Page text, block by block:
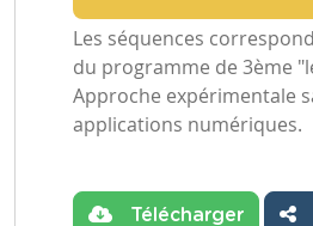
Les séquences
du programme de 3ème
Approche expérimentale
applications numériques.
Télécharger